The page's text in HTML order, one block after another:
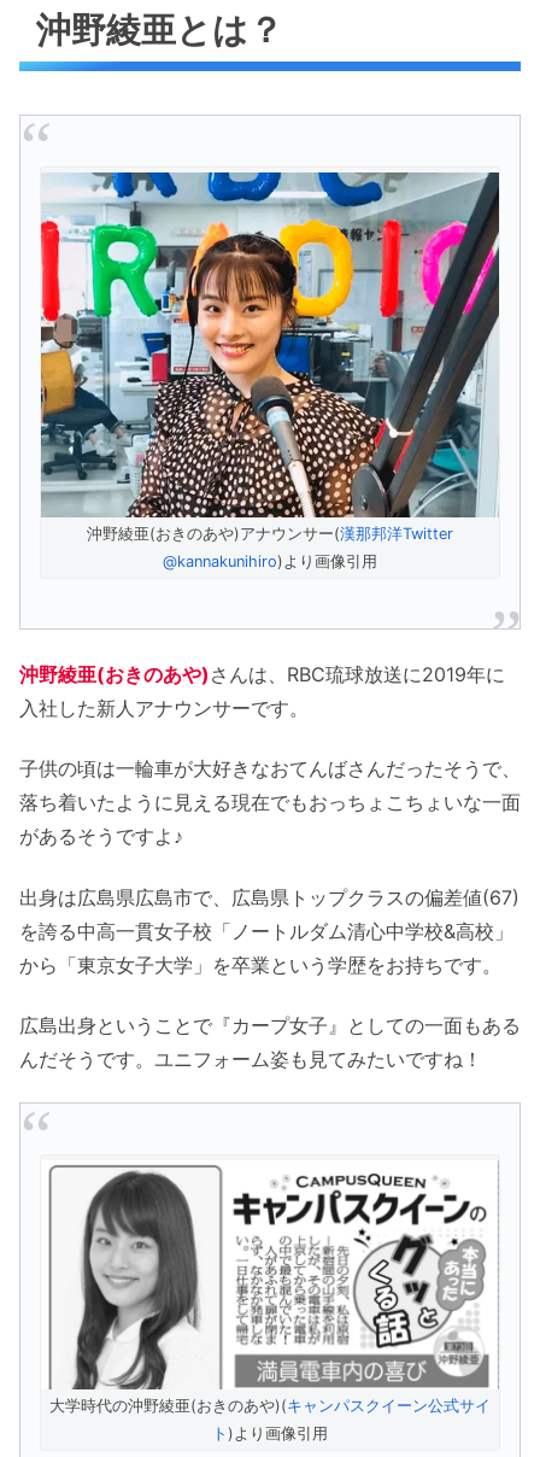
沖野綾亜(おきのあや)が出演してるラジオ/TV
番組は？
沖野綾亜(おきのあや)はTwitterやInstagram
沖野綾亜 プロフィール等
沖野綾亜(おきのあや)が特技の歌を披露してる
動画
沖野綾亜アナまとめ
沖野綾亜とは？
沖野綾亜(おきのあや)アナウンサー(漢那邦洋Twitter
@kannakunihiro)より画像引用
沖野綾亜(おきのあや) さんは、RBC琉球放送に2019年に
入社した新人アナウンサーです。
子供の頃は一輪車が大好きなおてんばさんだったそうで、
落ち着いたように見える現在でもおっちょこちょいな一面
があるそうですよ♪
出身は広島県広島市で、広島県トップクラスの偏差値(67)
を誇る中高一貫女子校「ノートルダム清心中学校&高校」
から「東京女子大学」を卒業という学歴をお持ちです。
広島出身ということで『カープ女子』としての一面もある
んだそうです。ユニフォーム姿も見てみたいですね！
大学時代の沖野綾亜(おきのあや)(キャンパスクイーン公式サイ
ト )より画像引用